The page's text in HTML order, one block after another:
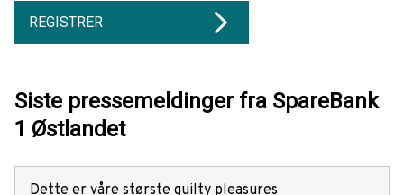
REGISTRER
Siste pressemeldinger fra SpareBank
1 Østlandet
Dette er våre største guilty pleasures